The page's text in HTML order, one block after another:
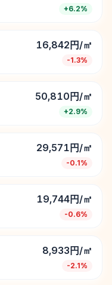
+6.2%
16,842円/㎡
-1.3%
50,810円/㎡
+2.9%
29,571円/㎡
-0.1%
19,744円/㎡
-0.6%
8,933円/㎡
-2.1%